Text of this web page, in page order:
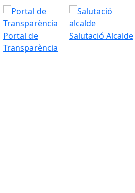
Portal de
Transparència
Salutació Alcalde